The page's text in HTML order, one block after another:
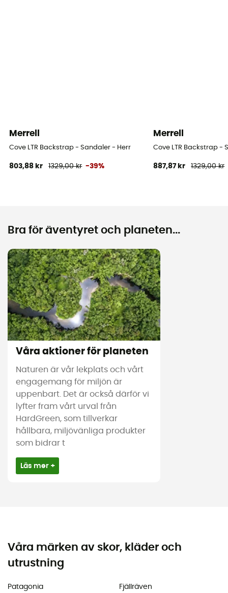
Merrell
Cove LTR Backstrap - Sandaler - Herr
803,88 kr 1329,00 kr -39%
Merrell
Cove LTR Backstrap -
887,87 kr 1329,00 kr
Bra för äventyret och planeten...
Våra aktioner för planeten
Naturen är vår lekplats och vårt
engagemang för miljön är
uppenbart. Det är också därför vi
lyfter fram vårt urval från
HardGreen, som tillverkar
hållbara, miljövänliga produkter
som bidrar t
Läs mer +
Våra märken av skor, kläder och
utrustning
Patagonia
Fjällräven